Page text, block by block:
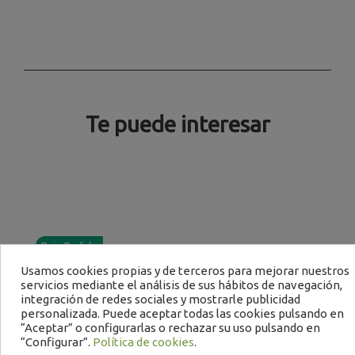
Te puede interesar
Bajo Pedido
Usamos cookies propias y de terceros para mejorar nuestros
servicios mediante el análisis de sus hábitos de navegación,
integración de redes sociales y mostrarle publicidad
personalizada. Puede aceptar todas las cookies pulsando en
“Aceptar” o configurarlas o rechazar su uso pulsando en
“Configurar”. Política de cookies.